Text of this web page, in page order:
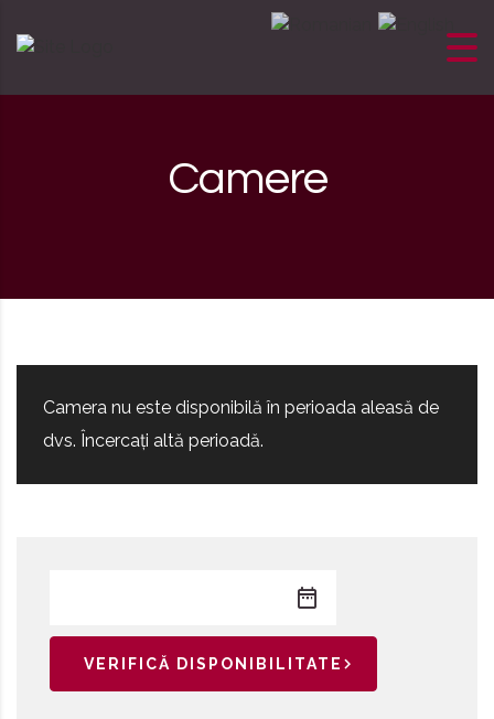
Camere
Camera nu este disponibilă în perioada aleasă de
dvs. Încercați altă perioadă.
VERIFICĂ DISPONIBILITATE